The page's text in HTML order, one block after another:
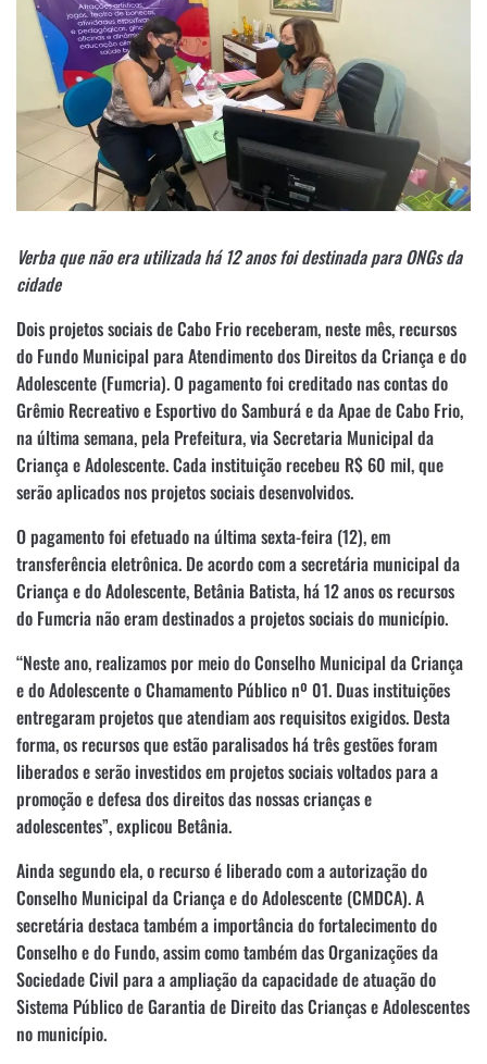
Verba que não era utilizada há 12 anos foi destinada para ONGs da
cidade
Dois projetos sociais de Cabo Frio receberam, neste mês, recursos
do Fundo Municipal para Atendimento dos Direitos da Criança e do
Adolescente (Fumcria). O pagamento foi creditado nas contas do
Grêmio Recreativo e Esportivo do Samburá e da Apae de Cabo Frio,
na última semana, pela Prefeitura, via Secretaria Municipal da
Criança e Adolescente. Cada instituição recebeu R$ 60 mil, que
serão aplicados nos projetos sociais desenvolvidos.
O pagamento foi efetuado na última sexta-feira (12), em
transferência eletrônica. De acordo com a secretária municipal da
Criança e do Adolescente, Betânia Batista, há 12 anos os recursos
do Fumcria não eram destinados a projetos sociais do município.
“Neste ano, realizamos por meio do Conselho Municipal da Criança
e do Adolescente o Chamamento Público nº 01. Duas instituições
entregaram projetos que atendiam aos requisitos exigidos. Desta
forma, os recursos que estão paralisados há três gestões foram
liberados e serão investidos em projetos sociais voltados para a
promoção e defesa dos direitos das nossas crianças e
adolescentes”, explicou Betânia.
Ainda segundo ela, o recurso é liberado com a autorização do
Conselho Municipal da Criança e do Adolescente (CMDCA). A
secretária destaca também a importância do fortalecimento do
Conselho e do Fundo, assim como também das Organizações da
Sociedade Civil para a ampliação da capacidade de atuação do
Sistema Público de Garantia de Direito das Crianças e Adolescentes
no município.